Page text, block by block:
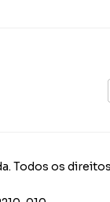
Todos os